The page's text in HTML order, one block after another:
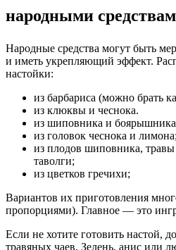
народными
Народные средства могут быть
и иметь укрепляющий эффект.
настойки:
из барбариса (можно брать
из клюквы и чеснока.
из шиповника и
из головок чеснока и лимона;
из плодов шиповника,
таволги;
из цветков гречихи;
Вариантов их приготовления
пропорциями). Главное — это
Если не хотите готовить настой,
травяных чаев. Зелень, анис или